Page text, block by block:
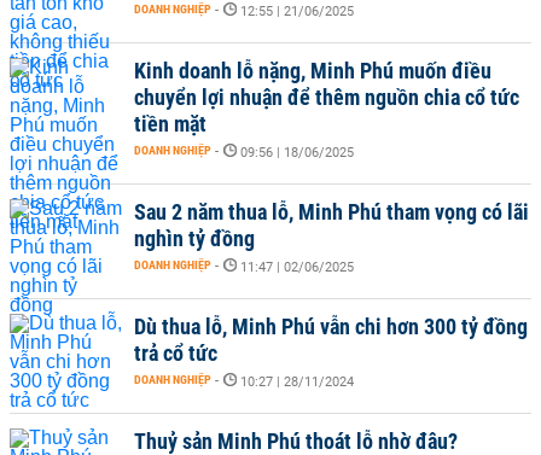
DOANH NGHIỆP - 12:55 | 21/06/2025
Kinh doanh lỗ nặng, Minh Phú muốn điều
chuyển lợi nhuận để thêm nguồn chia cổ tức
tiền mặt
DOANH NGHIỆP - 09:56 | 18/06/2025
Sau 2 năm thua lỗ, Minh Phú tham vọng có lãi
nghìn tỷ đồng
DOANH NGHIỆP - 11:47 | 02/06/2025
Dù thua lỗ, Minh Phú vẫn chi hơn 300 tỷ đồng
trả cổ tức
DOANH NGHIỆP - 10:27 | 28/11/2024
Thuỷ sản Minh Phú thoát lỗ nhờ đâu?